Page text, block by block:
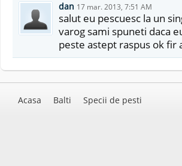
dan 17 mar. 2013, 7:51 AM
salut eu pescuesc la un
varog sami spuneti daca
peste astept raspus ok fir
Acasa Balti Specii de pesti